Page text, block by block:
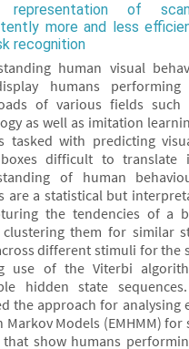
representation of
more and less
recognition
human visual
humans
of various fields such
as well as imitation
tasked with predicting
difficult to translate
of human
are a statistical but
the tendencies of a
clustering them for similar
different stimuli for the
use of the Viterbi
hidden state
the approach for analysing
Markov Models (EMHMM)
that show humans